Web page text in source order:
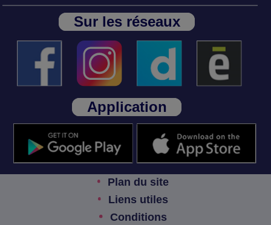
Sur les réseaux
Application
Plan du site
Liens utiles
Conditions